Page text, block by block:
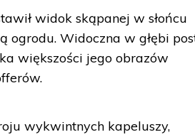
widok skąpanej w słońcu
Widoczna w głębi
większości jego obrazów
wykwintnych kapeluszy,